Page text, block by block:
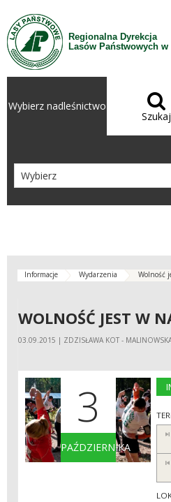
Przejdź do treści
Regionalna Dyrekcja
Lasów Państwowych w
Wybierz nadleśnictwo 
Szukaj
Informacje Wydarzenia Wolność
WOLNOŚĆ JEST W
03.09.2015 | ZDZISŁAWA KOT -
3
PAŹDZIERNIKA